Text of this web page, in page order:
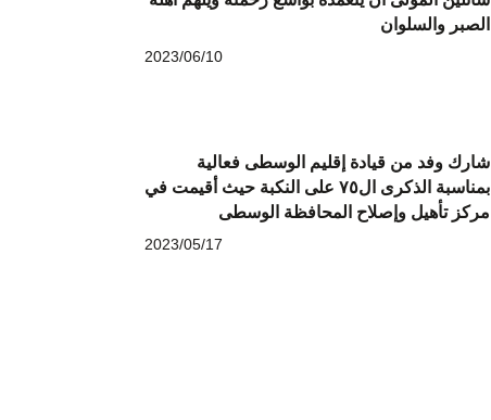
الصبر والسلوان
شارك وفد من قيادة إقليم الوسطى فعالية
بمناسبة الذكرى ال٧٥ على النكبة حيث أقيمت في
مركز تأهيل وإصلاح المحافظة الوسطى